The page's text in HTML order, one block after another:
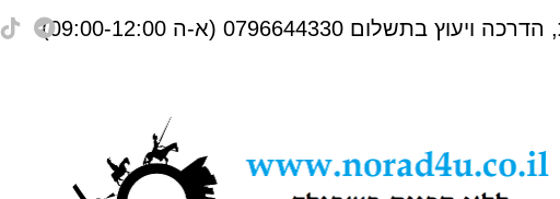
0796644330 (א-ה 09:00-12:00)